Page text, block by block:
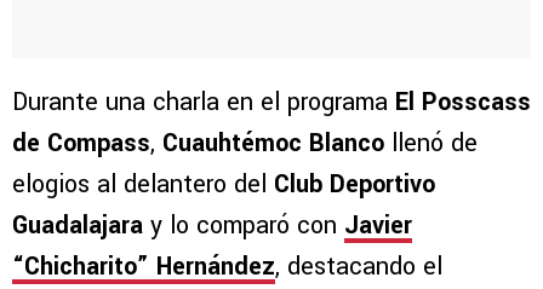
Durante una charla en el programa El Posscass
de Compass, Cuauhtémoc Blanco llenó de
elogios al delantero del Club Deportivo
Guadalajara y lo comparó con Javier
“Chicharito” Hernández, destacando el